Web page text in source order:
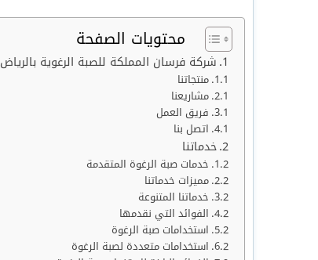
محتويات الصفحة
شركة فرسان المملكة للصبة الرغوية بالرياض
منتجاتنا
مشاريعنا
فريق العمل
اتصل بنا
خدماتنا
خدمات صبة الرغوة المتقدمة
مميزات خدماتنا
خدماتنا المتنوعة
الفوائد التي نقدمها
استخدامات صبة الرغوة
استخدامات متعددة لصبة الرغوة